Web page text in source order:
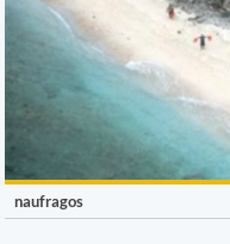
naufragos